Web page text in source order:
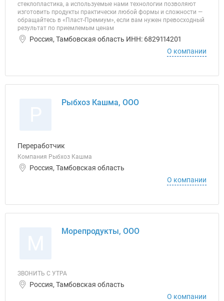
стеклопластика, а используемые нами технологии позволяют
изготовить продукты практически любой формы и сложности —
обращайтесь в «Пласт-Премиум», если вам нужен превосходный
результат по приемлемым ценам
Россия, Тамбовская область ИНН: 6829114201
О компании
Рыбхоз Кашма, ООО
Переработчик
Компания Рыбхоз Кашма
Россия, Тамбовская область
О компании
Морепродукты, ООО
ЗВОНИТЬ С УТРА
Россия, Тамбовская область
О компании